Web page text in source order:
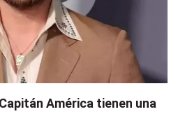
América tienen una